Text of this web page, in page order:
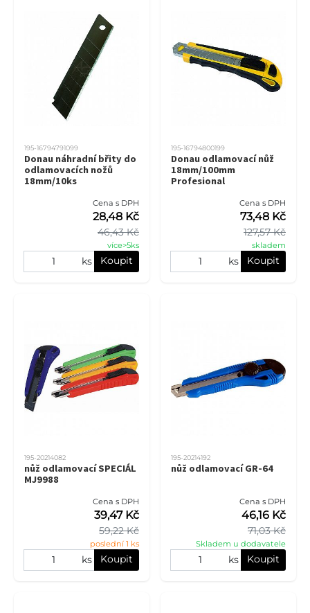
195-16794791099
Donau náhradní břity do
odlamovacích nožů
18mm/10ks
Cena s DPH
46,43 Kč
28,48 Kč
více>5ks
ks Koupit
195-16794800199
Donau odlamovací nůž
18mm/100mm
Profesional
Cena s DPH
127,57 Kč
73,48 Kč
skladem
ks Koupit
195-20214082
nůž odlamovací SPECIÁL
MJ9988
Cena s DPH
59,22 Kč
39,47 Kč
poslední 1 ks
ks Koupit
195-20214192
nůž odlamovací GR-64
Cena s DPH
71,03 Kč
46,16 Kč
Skladem u dodavatele
ks Koupit